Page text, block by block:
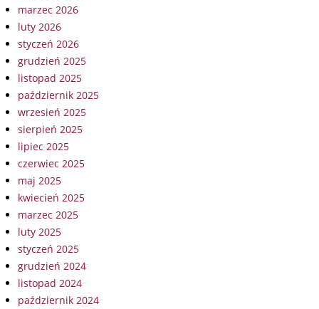
marzec 2026
luty 2026
styczeń 2026
grudzień 2025
listopad 2025
październik 2025
wrzesień 2025
sierpień 2025
lipiec 2025
czerwiec 2025
maj 2025
kwiecień 2025
marzec 2025
luty 2025
styczeń 2025
grudzień 2024
listopad 2024
październik 2024